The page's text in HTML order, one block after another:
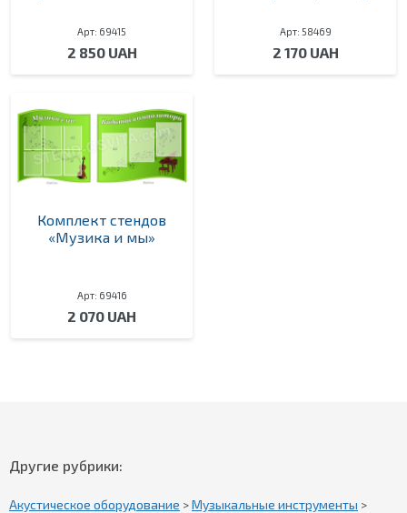
Арт: 69415
2 850 UAH
Арт: 58469
2 170 UAH
Комплект стендов
«Музика и мы»
Арт: 69416
2 070 UAH
Другие рубрики:
Акустическое оборудование >Музыкальные инструменты >